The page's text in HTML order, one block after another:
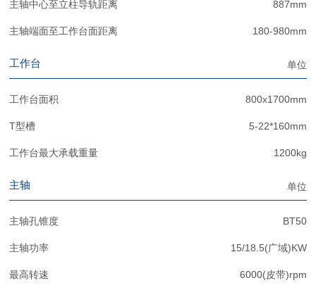
主轴中心至立柱导轨距离 887mm
主轴端面至工作台面距离 180-980mm
工作台 单位
工作台面积 800x1700mm
T型槽 5-22*160mm
工作台最大承载重量 1200kg
主轴 单位
主轴孔锥度 BT50
主轴功率 15/18.5(广域)KW
最高转速 6000(皮带)rpm